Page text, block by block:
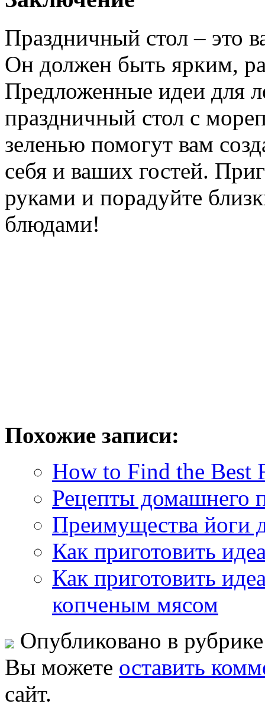
Праздничный стол – это
Он должен быть ярким,
Предложенные идеи для
праздничный стол с
зеленью помогут вам
себя и ваших гостей.
руками и порадуйте
блюдами!
Похожие записи:
How to Find the Best
Рецепты домашнего
Преимущества йоги
Как приготовить
Как приготовить
копченым мясом
Опубликовано в
Вы можете оставить
сайт.